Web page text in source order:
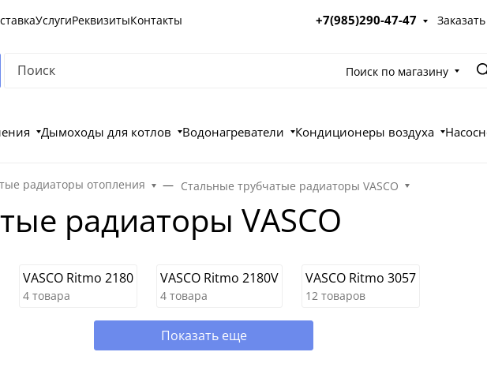
УслугиРеквизитыКонтакты +7(985)290-47-47
Поиск по магазину
Дымоходы для котлов Водонагреватели Кондиционеры воздуха
радиаторы отопления Стальные трубчатые радиаторы VASCO
радиаторы VASCO
VASCO Ritmo 2180
4 товара
VASCO Ritmo 2180V
4 товара
VASCO Ritmo 3057
12 товаров
Показать еще